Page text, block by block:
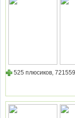
525 плюсиков,